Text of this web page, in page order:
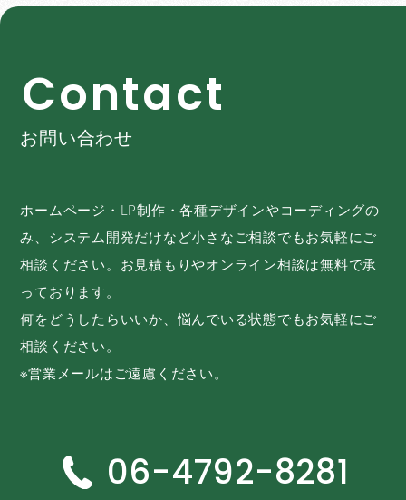
Contact
お問い合わせ
ホームページ・LP制作・各種デザインやコーディングの
み、システム開発だけなど小さなご相談でもお気軽にご
相談ください。お見積もりやオンライン相談は無料で承
っております。
何をどうしたらいいか、悩んでいる状態でもお気軽にご
相談ください。
※営業メールはご遠慮ください。
06-4792-8281